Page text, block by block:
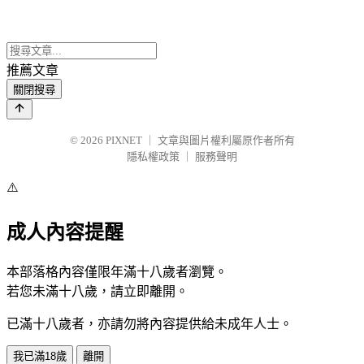
推薦文章
關閉搜尋
© 2026 PIXNET
文章與圖片權利屬原作者所有
隱私權政策
服務聲明
⚠️
成人內容提醒
本部落格內容僅限年滿十八歲者瀏覽。
若您未滿十八歲，請立即離開。
已滿十八歲者，亦請勿將內容提供給未成年人士。
我已滿18歲 離開